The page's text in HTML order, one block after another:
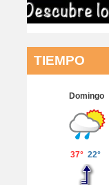
TIEMPO